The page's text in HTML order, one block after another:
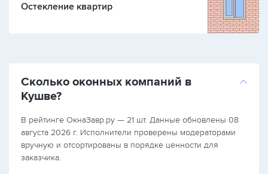
Остекление квартир
Сколько оконных компаний в
Кушве?
В рейтинге ОкнаЗавр.ру — 21 шт. Данные обновлены 08
августа 2026 г. Исполнители проверены модераторами
вручную и отсортированы в порядке ценности для
заказчика.